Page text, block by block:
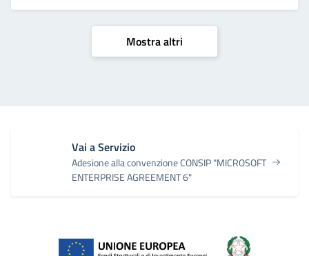
Mostra altri
Vai a Servizio
Adesione alla convenzione CONSIP "MICROSOFT
ENTERPRISE AGREEMENT 6"